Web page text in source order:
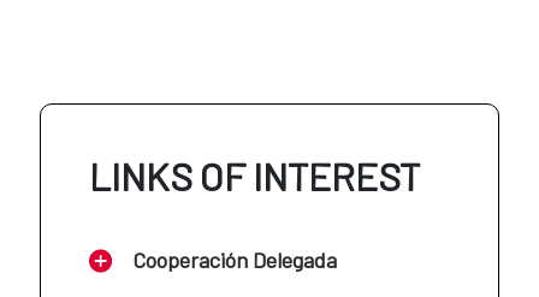
AECID en Líbano
AECID en Mali
LINKS OF INTEREST
Cooperación Delegada